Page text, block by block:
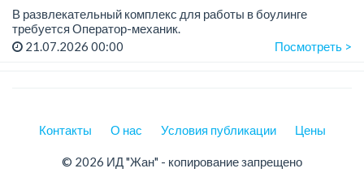
В развлекательный комплекс для работы в боулинге
требуется Оператор-механик.
Зарплата: 350 000 тенге на руки + питание.
21.07.2026 00:00 Посмотреть >
Контакты О нас Условия публикации Цены
© 2026 ИД "Жан" - копирование запрещено